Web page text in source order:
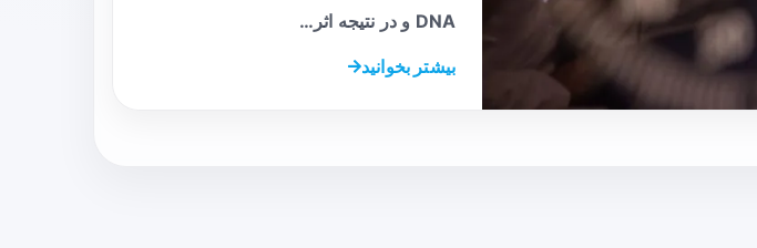
DNA و در نتیجه اثر…
بیشتر بخوانید